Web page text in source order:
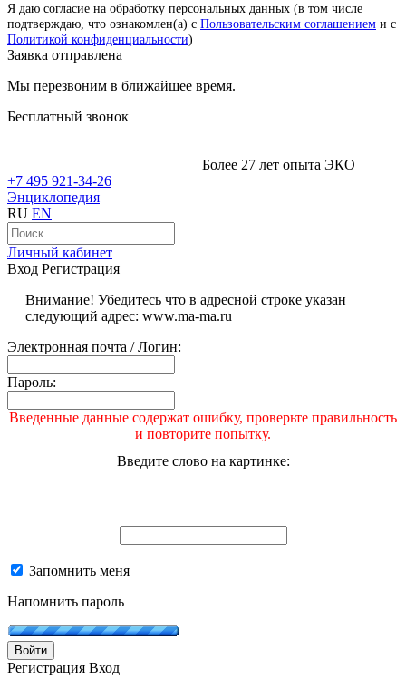
Я даю согласие на обработку персональных данных (в том числе
подтверждаю, что ознакомлен(а) с Пользовательским соглашением и с
Политикой конфиденциальности)
Заявка отправлена
Мы перезвоним в ближайшее время.
Бесплатный звонок
Более 27 лет опыта ЭКО
+7 495 921-34-26
Энциклопедия
RU EN
Личный кабинет
Вход Регистрация
Внимание! Убедитесь что в адресной строке указан
следующий адрес: www.ma-ma.ru
Электронная почта / Логин:
Пароль:
Введенные данные содержат ошибку, проверьте правильность
и повторите попытку.
Введите слово на картинке:
Запомнить меня
Напомнить пароль
Войти
Регистрация Вход